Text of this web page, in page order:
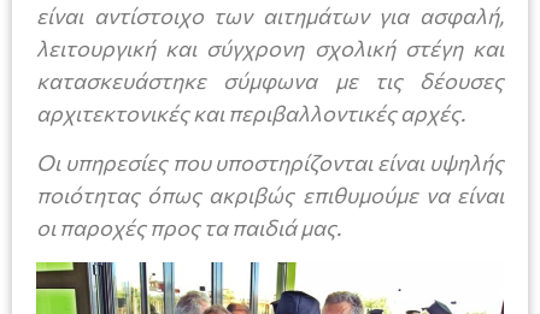
είναι αντίστοιχο των αιτημάτων για ασφαλή,
λειτουργική και σύγχρονη σχολική στέγη και
κατασκευάστηκε σύμφωνα με τις δέουσες
αρχιτεκτονικές και περιβαλλοντικές αρχές.
Οι υπηρεσίες που υποστηρίζονται είναι υψηλής
ποιότητας όπως ακριβώς επιθυμούμε να είναι
οι παροχές προς τα παιδιά μας.